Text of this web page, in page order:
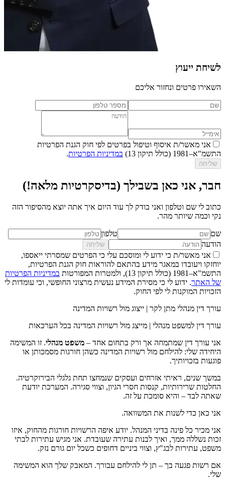
לשיחת ייעוץ
השאירו פרטים ונחזור אליכם
אני מאשר/ת איסוף וטיפול בפרטים לפי חוק הגנת הפרטיות
התשמ"א–1981 (כולל תיקון 13)
במדיניות הפרטיות.
שליחה
חבר, אני כאן בשבילך (בדיסקרטיות מלאה!)
כתוב לי שם וטלפון ואני בודק לך עוד היום איך אתה יוצא מהסיפור הזה
נקי וכמה שיותר מהר.
שם
טלפון
הודעה
שליחה
אני מאשר/ת כי ידוע לי ומוסכם עלי כי הפרטים שמסרתי ייאספו,
יוחזקו ויעובדו במאגר מידע בהתאם להוראות חוק הגנת הפרטיות,
התשמ"א–1981 (כולל תיקון 13), ולמטרות המפורטות
במדיניות הפרטיות
של האתר. ידוע לי כי מסירת המידע נעשית מרצוני החופשי, וכי עומדות לי
הזכויות המוקנות לי לפי החוק.
עורך דין מנהלי מתן לקר | ייצוג מול רשויות המדינה
עורך דין למשפט מנהלי | מייצג מול רשויות המדינה בכל הערכאות
אני עורך דין שמתמחה אך ורק בתחום אחד – משפט מנהלי. זו המשימה
היחידה שלי: להילחם מול רשויות המדינה כשהן חורגות מסמכותן או
פוגעות בזכויותיך.
במשך שנים, ראיתי אזרחים ועסקים שנמחצו תחת גלגלי הבירוקרטיה.
החלטות שרירותיות, קנסות חסרי הגיון, וצווי סגירה. המערכת יודעת
שאתה לבד – והיא סומכת על זה.
אני כאן כדי לשנות את המשוואה.
אני מכיר כל פינה בדיני המנהל. יודע איפה הרשויות חורגות מהחוק, איזו
זכות נשללה ממך, ואיך לבנות עתירה שעובדת. אני מגיש עתירות לבתי
משפט, עתירות לבג"ץ, וצווי ביניים דחופים כשכל יום גורם נזק.
אם רשות פגעה בך – תן לי להילחם עבורך. המאבק שלך הוא המשימה
שלי.